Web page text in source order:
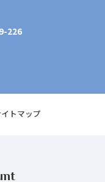
226
トマップ